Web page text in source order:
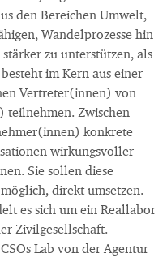
den Bereichen Umwelt,
Wandelprozesse hin
zu unterstützen, als
im Kern aus einer
Vertreter(innen) von
teilnehmen. Zwischen
konkrete
wirkungsvoller
Sie sollen diese
direkt umsetzen.
es sich um ein Reallabor
Zivilgesellschaft.
Lab von der Agentur